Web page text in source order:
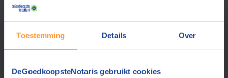
Toestemming Details Over
DeGoedkoopsteNotaris gebruikt cookies
Deze notaris biedt momenteel niet de mogelijkheid online
1 Vergelijk en bespaar
Vraag een offerte aan bij een andere notaris in de buurt